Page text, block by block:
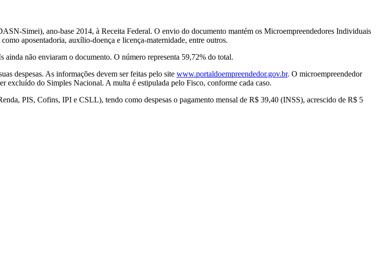
Simei), ano-base 2014, à Receita Federal. O envio do documento mantém os Microempreendedores Individuais
aposentadoria, auxílio-doença e licença-maternidade, entre outros.
não enviaram o documento. O número representa 59,72% do total.
despesas. As informações devem ser feitas pelo site www.portaldoempreendedor.gov.br. O microempreendedor
excluído do Simples Nacional. A multa é estipulada pelo Fisco, conforme cada caso.
PIS, Cofins, IPI e CSLL), tendo como despesas o pagamento mensal de R$ 39,40 (INSS), acrescido de R$ 5